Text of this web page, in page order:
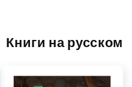
Книги на русском